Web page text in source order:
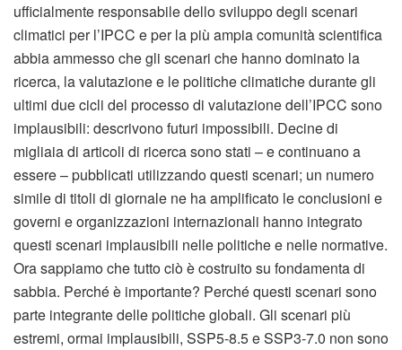
ufficialmente responsabile dello sviluppo degli scenari
climatici per l’IPCC e per la più ampia comunità scientifica
abbia ammesso che gli scenari che hanno dominato la
ricerca, la valutazione e le politiche climatiche durante gli
ultimi due cicli del processo di valutazione dell’IPCC sono
implausibili: descrivono futuri impossibili. Decine di
migliaia di articoli di ricerca sono stati – e continuano a
essere – pubblicati utilizzando questi scenari; un numero
simile di titoli di giornale ne ha amplificato le conclusioni e
governi e organizzazioni internazionali hanno integrato
questi scenari implausibili nelle politiche e nelle normative.
Ora sappiamo che tutto ciò è costruito su fondamenta di
sabbia. Perché è importante? Perché questi scenari sono
parte integrante delle politiche globali. Gli scenari più
estremi, ormai implausibili, SSP5-8.5 e SSP3-7.0 non sono